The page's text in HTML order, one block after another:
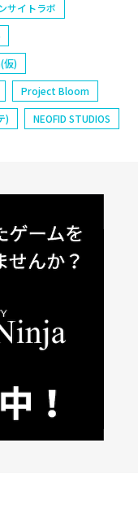
サイトラボ
仮)
Project Bloom
)
NEOFID STUDIOS